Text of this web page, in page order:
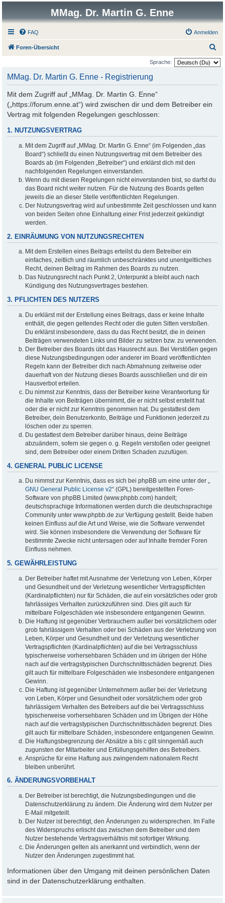
MMag. Dr. Martin G. Enne
FAQ Anmelden
Foren-Übersicht
u
Sprache:
MMag. Dr. Martin G. Enne - Registrierung
Mit dem Zugriff auf „MMag. Dr. Martin G. Enne“
(„https://forum.enne.at“) wird zwischen dir und dem Betreiber ein
Vertrag mit folgenden Regelungen geschlossen:
1. NUTZUNGSVERTRAG
Mit dem Zugriff auf „MMag. Dr. Martin G. Enne“ (im Folgenden „das
Board“) schließt du einen Nutzungsvertrag mit dem Betreiber des
Boards ab (im Folgenden „Betreiber“) und erklärst dich mit den
nachfolgenden Regelungen einverstanden.
Wenn du mit diesen Regelungen nicht einverstanden bist, so darfst du
das Board nicht weiter nutzen. Für die Nutzung des Boards gelten
jeweils die an dieser Stelle veröffentlichten Regelungen.
Der Nutzungsvertrag wird auf unbestimmte Zeit geschlossen und kann
von beiden Seiten ohne Einhaltung einer Frist jederzeit gekündigt
werden.
2. EINRÄUMUNG VON NUTZUNGSRECHTEN
Mit dem Erstellen eines Beitrags erteilst du dem Betreiber ein
einfaches, zeitlich und räumlich unbeschränktes und unentgeltliches
Recht, deinen Beitrag im Rahmen des Boards zu nutzen.
Das Nutzungsrecht nach Punkt 2, Unterpunkt a bleibt auch nach
Kündigung des Nutzungsvertrages bestehen.
3. PFLICHTEN DES NUTZERS
Du erklärst mit der Erstellung eines Beitrags, dass er keine Inhalte
enthält, die gegen geltendes Recht oder die guten Sitten verstoßen.
Du erklärst insbesondere, dass du das Recht besitzt, die in deinen
Beiträgen verwendeten Links und Bilder zu setzen bzw. zu verwenden.
Der Betreiber des Boards übt das Hausrecht aus. Bei Verstößen gegen
diese Nutzungsbedingungen oder anderer im Board veröffentlichten
Regeln kann der Betreiber dich nach Abmahnung zeitweise oder
dauerhaft von der Nutzung dieses Boards ausschließen und dir ein
Hausverbot erteilen.
Du nimmst zur Kenntnis, dass der Betreiber keine Verantwortung für
die Inhalte von Beiträgen übernimmt, die er nicht selbst erstellt hat
oder die er nicht zur Kenntnis genommen hat. Du gestattest dem
Betreiber, dein Benutzerkonto, Beiträge und Funktionen jederzeit zu
löschen oder zu sperren.
Du gestattest dem Betreiber darüber hinaus, deine Beiträge
abzuändern, sofern sie gegen o. g. Regeln verstoßen oder geeignet
sind, dem Betreiber oder einem Dritten Schaden zuzufügen.
4. GENERAL PUBLIC LICENSE
Du nimmst zur Kenntnis, dass es sich bei phpBB um eine unter der „
GNU General Public License v2“ (GPL) bereitgestellten Foren-
Software von phpBB Limited (www.phpbb.com) handelt;
deutschsprachige Informationen werden durch die deutschsprachige
Community unter www.phpbb.de zur Verfügung gestellt. Beide haben
keinen Einfluss auf die Art und Weise, wie die Software verwendet
wird. Sie können insbesondere die Verwendung der Software für
bestimmte Zwecke nicht untersagen oder auf Inhalte fremder Foren
Einfluss nehmen.
5. GEWÄHRLEISTUNG
Der Betreiber haftet mit Ausnahme der Verletzung von Leben, Körper
und Gesundheit und der Verletzung wesentlicher Vertragspflichten
(Kardinalpflichten) nur für Schäden, die auf ein vorsätzliches oder grob
fahrlässiges Verhalten zurückzuführen sind. Dies gilt auch für
mittelbare Folgeschäden wie insbesondere entgangenen Gewinn.
Die Haftung ist gegenüber Verbrauchern außer bei vorsätzlichem oder
grob fahrlässigem Verhalten oder bei Schäden aus der Verletzung von
Leben, Körper und Gesundheit und der Verletzung wesentlicher
Vertragspflichten (Kardinalpflichten) auf die bei Vertragsschluss
typischerweise vorhersehbaren Schäden und im übrigen der Höhe
nach auf die vertragstypischen Durchschnittsschäden begrenzt. Dies
gilt auch für mittelbare Folgeschäden wie insbesondere entgangenen
Gewinn.
Die Haftung ist gegenüber Unternehmern außer bei der Verletzung
von Leben, Körper und Gesundheit oder vorsätzlichem oder grob
fahrlässigem Verhalten des Betreibers auf die bei Vertragsschluss
typischerweise vorhersehbaren Schäden und im Übrigen der Höhe
nach auf die vertragstypischen Durchschnittsschäden begrenzt. Dies
gilt auch für mittelbare Schäden, insbesondere entgangenen Gewinn.
Die Haftungsbegrenzung der Absätze a bis c gilt sinngemäß auch
zugunsten der Mitarbeiter und Erfüllungsgehilfen des Betreibers.
Ansprüche für eine Haftung aus zwingendem nationalem Recht
bleiben unberührt.
6. ÄNDERUNGSVORBEHALT
Der Betreiber ist berechtigt, die Nutzungsbedingungen und die
Datenschutzerklärung zu ändern. Die Änderung wird dem Nutzer per
E-Mail mitgeteilt.
Der Nutzer ist berechtigt, den Änderungen zu widersprechen. Im Falle
des Widerspruchs erlischt das zwischen dem Betreiber und dem
Nutzer bestehende Vertragsverhältnis mit sofortiger Wirkung.
Die Änderungen gelten als anerkannt und verbindlich, wenn der
Nutzer den Änderungen zugestimmt hat.
Informationen über den Umgang mit deinen persönlichen Daten
sind in der Datenschutzerklärung enthalten.